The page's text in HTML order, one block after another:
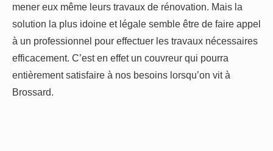
mener eux même leurs travaux de rénovation. Mais la
solution la plus idoine et légale semble être de faire appel
à un professionnel pour effectuer les travaux nécessaires
efficacement. C’est en effet un couvreur qui pourra
entièrement satisfaire à nos besoins lorsqu’on vit à
Brossard.